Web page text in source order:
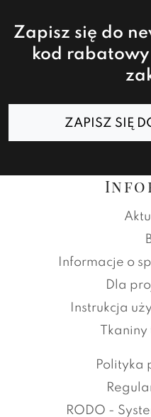
Zapisz się do
kod
ZAPISZ SIĘ
Informacje o
Dla
Instrukcja
Polityka
RODO -